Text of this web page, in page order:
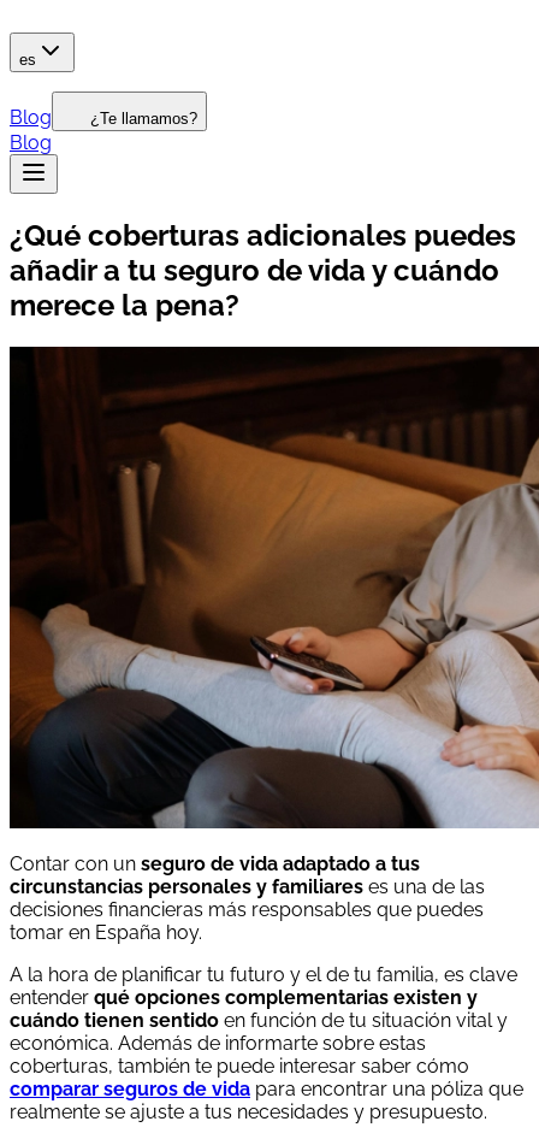
es
Blog ¿Te llamamos?
Blog
¿Qué coberturas adicionales puedes
añadir a tu seguro de vida y cuándo
merece la pena?
Contar con un seguro de vida adaptado a tus
circunstancias personales y familiares es una de las
decisiones financieras más responsables que puedes
tomar en España hoy.
A la hora de planificar tu futuro y el de tu familia, es clave
entender qué opciones complementarias existen y
cuándo tienen sentido en función de tu situación vital y
económica. Además de informarte sobre estas
coberturas, también te puede interesar saber cómo
comparar seguros de vida para encontrar una póliza que
realmente se ajuste a tus necesidades y presupuesto.